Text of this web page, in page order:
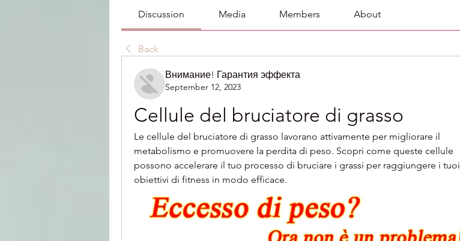
Discussion Media Members About
Back
Внимание! Гарантия эффекта
September 12, 2023
Cellule del bruciatore di grasso
Le cellule del bruciatore di grasso lavorano attivamente per migliorare il
metabolismo e promuovere la perdita di peso. Scopri come queste cellule
possono accelerare il tuo processo di bruciare i grassi per raggiungere i tuoi
obiettivi di fitness in modo efficace.